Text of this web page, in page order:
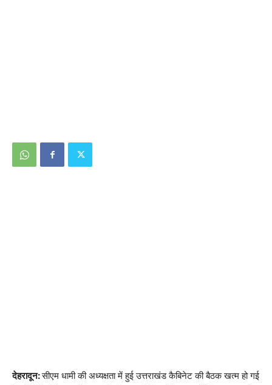
देहरादून:सीएम धामी की अध्यक्षता में हुई उत्तराखंड कैबिनेट की बैठक खत्म हो गई